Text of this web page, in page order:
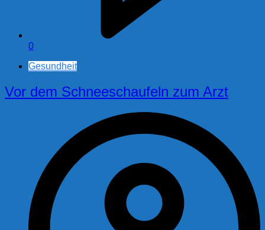
0
Gesundheit
Vor dem Schneeschaufeln zum Arzt